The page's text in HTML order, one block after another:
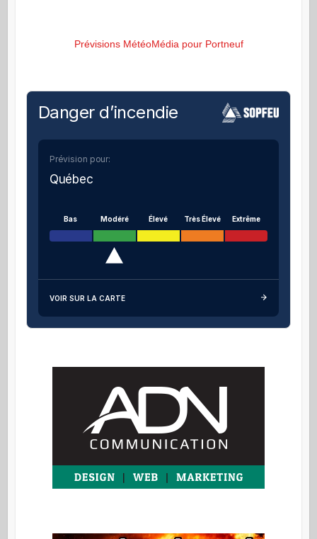
Prévisions MétéoMédia pour Portneuf
Danger d’incendie
Prévision pour:
Québec
Bas Modéré Élevé Très Élevé Extrême
VOIR SUR LA CARTE